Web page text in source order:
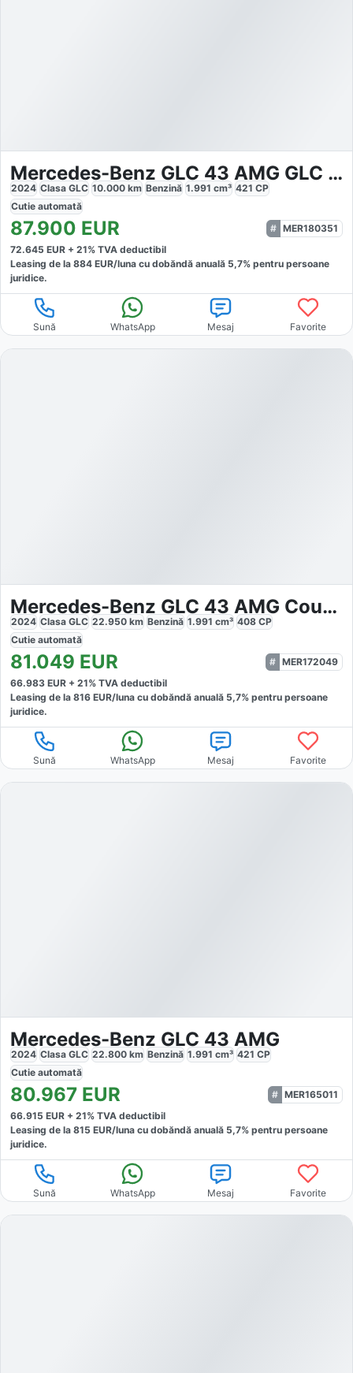
Mercedes-Benz GLC 43 AMG GLC 43 4M Coupé
2024 Clasa GLC 10.000 km Benzină 1.991 cm³ 421 CP
Cutie automată
87.900 EUR
MER180351
72.645 EUR + 21% TVA deductibil
Leasing de la 884 EUR/luna cu dobăndă anuală 5,7% pentru persoane
juridice.
Sună WhatsApp Mesaj Favorite
Mercedes-Benz GLC 43 AMG Coupe 4M
2024 Clasa GLC 22.950 km Benzină 1.991 cm³ 408 CP
Cutie automată
81.049 EUR
MER172049
66.983 EUR + 21% TVA deductibil
Leasing de la 816 EUR/luna cu dobăndă anuală 5,7% pentru persoane
juridice.
Sună WhatsApp Mesaj Favorite
Mercedes-Benz GLC 43 AMG
2024 Clasa GLC 22.800 km Benzină 1.991 cm³ 421 CP
Cutie automată
80.967 EUR
MER165011
66.915 EUR + 21% TVA deductibil
Leasing de la 815 EUR/luna cu dobăndă anuală 5,7% pentru persoane
juridice.
Sună WhatsApp Mesaj Favorite